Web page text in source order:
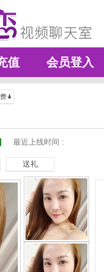
值 会员登入
最近上线时间 :
送礼